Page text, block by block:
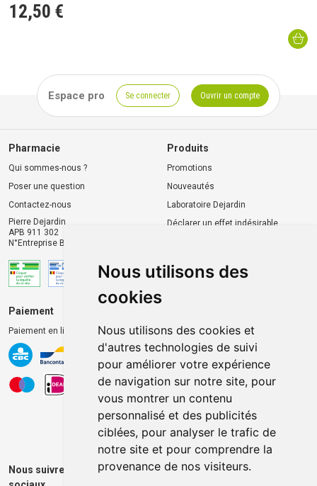
Nous utilisons des
cookies
Nous utilisons des cookies et
d'autres technologies de suivi
pour améliorer votre expérience
de navigation sur notre site, pour
vous montrer un contenu
personnalisé et des publicités
ciblées, pour analyser le trafic de
notre site et pour comprendre la
provenance de nos visiteurs.
12,50 €
Espace pro Se connecter Ouvrir un compte
Pharmacie
Qui sommes-nous ?
Poser une question
Contactez-nous
Pierre Dejardin
APB 911 302
N°Entreprise BE0446.901.764
Produits
Promotions
Nouveautés
Laboratoire Dejardin
Déclarer un effet indésirable
Paiement
Paiement en ligne 100% sécurisé
Livraison chez vous
Livraison dans un Point
d’enlèvement
Retrait dans la pharmacie
Retrait en casiers extérieurs
Nous suivre sur les réseaux